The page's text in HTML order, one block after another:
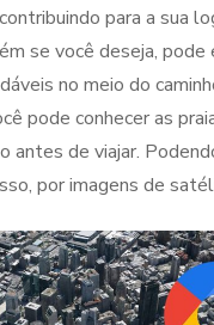
para a sua
se você deseja, pode
no meio do
pode conhecer as
antes de viajar.
por imagens de